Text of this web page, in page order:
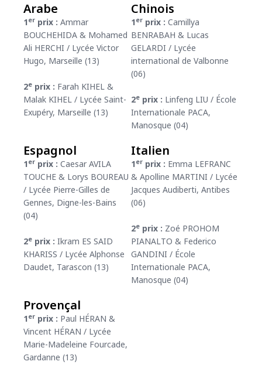
Arabe
1er prix : Ammar
BOUCHEHIDA & Mohamed
Ali HERCHI / Lycée Victor
Hugo, Marseille (13)
2e prix : Farah KIHEL &
Malak KIHEL / Lycée Saint-
Exupéry, Marseille (13)
Chinois
1er prix : Camillya
BENRABAH & Lucas
GELARDI / Lycée
international de Valbonne
(06)
2e prix : Linfeng LIU / École
Internationale PACA,
Manosque (04)
Espagnol
1er prix : Caesar AVILA
TOUCHE & Lorys BOUREAU
/ Lycée Pierre-Gilles de
Gennes, Digne-les-Bains
(04)
2e prix : Ikram ES SAID
KHARISS / Lycée Alphonse
Daudet, Tarascon (13)
Italien
1er prix : Emma LEFRANC
& Apolline MARTINI / Lycée
Jacques Audiberti, Antibes
(06)
2e prix : Zoé PROHOM
PIANALTO & Federico
GANDINI / École
Internationale PACA,
Manosque (04)
Provençal
1er prix : Paul HÉRAN &
Vincent HÉRAN / Lycée
Marie-Madeleine Fourcade,
Gardanne (13)